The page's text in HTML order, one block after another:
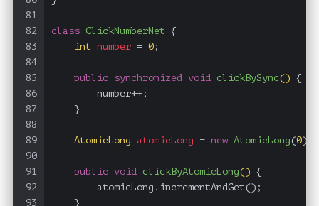
81
82
83
84
85
86
87
88
89
90
91
92
93
class ClickNumberNet {
int number = 0 ;
public synchronized void clickBySync() {
        number++;
    }
AtomicLong atomicLong = new AtomicLong (0);
public void clickByAtomicLong() {
        atomicLong.incrementAndGet();
    }